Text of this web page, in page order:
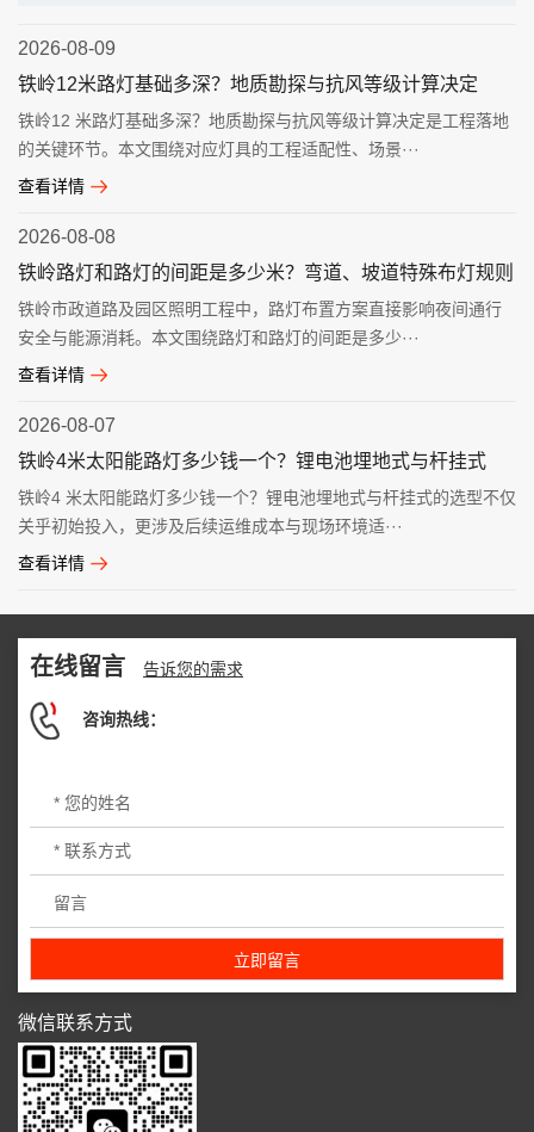
2026-08-09
铁岭12米路灯基础多深？地质勘探与抗风等级计算决定
铁岭12 米路灯基础多深？地质勘探与抗风等级计算决定是工程落地
的关键环节。本文围绕对应灯具的工程适配性、场景···
查看详情
2026-08-08
铁岭路灯和路灯的间距是多少米？弯道、坡道特殊布灯规则
铁岭市政道路及园区照明工程中，路灯布置方案直接影响夜间通行
安全与能源消耗。本文围绕路灯和路灯的间距是多少···
查看详情
2026-08-07
铁岭4米太阳能路灯多少钱一个？锂电池埋地式与杆挂式
铁岭4 米太阳能路灯多少钱一个？锂电池埋地式与杆挂式的选型不仅
关乎初始投入，更涉及后续运维成本与现场环境适···
查看详情
在线留言 告诉您的需求
咨询热线：
微信联系方式